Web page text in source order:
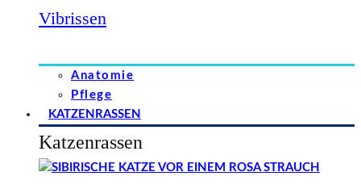
Vibrissen
Anatomie
Pflege
KATZENRASSEN
Katzenrassen